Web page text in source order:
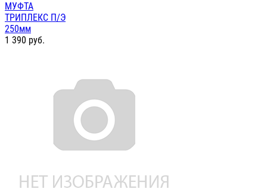
МУФТА
ТРИПЛЕКС П/Э
250мм
1 390 руб.